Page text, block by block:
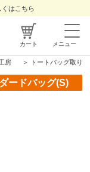
くはこちら
カート メニュー
房 ＞ トートバッグ取り
ードバッグ(S)